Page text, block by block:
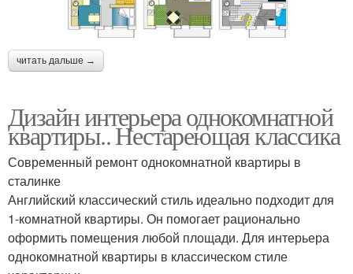
читать дальше →
Дизайн интерьера однокомнатной
квартиры.. Нестареющая классика
Современный ремонт однокомнатной квартиры в
сталинке
Английский классический стиль идеально подходит для
1-комнатной квартиры. Он помогает рационально
оформить помещения любой площади. Для интерьера
однокомнатной квартиры в классическом стиле